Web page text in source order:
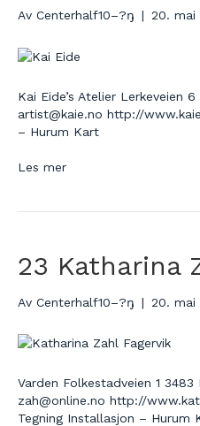
Av Centerhalf10–?ŋ | 20. mai
Kai Eide’s Atelier Lerkeveien
artist@kaie.no http://
– Hurum Kart
Les mer
23 Katharina
Av Centerhalf10–?ŋ | 20. mai
Varden Folkestadveien 1
zah@online.no http://
Tegning Installasjon – Hurum